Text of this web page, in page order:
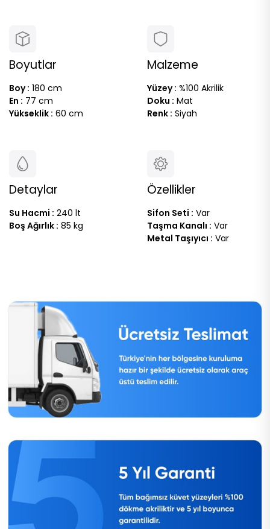
Boyutlar
Boy : 180 cm
En : 77 cm
Yükseklik : 60 cm
Malzeme
Yüzey : %100 Akrilik
Doku : Mat
Renk : Siyah
Detaylar
Su Hacmi : 240 lt
Boş Ağırlık : 85 kg
Özellikler
Sifon Seti : Var
Taşma Kanalı : Var
Metal Taşıyıcı : Var